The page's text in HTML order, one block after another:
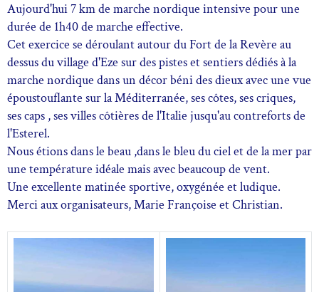
Aujourd'hui 7 km de marche nordique intensive pour une
durée de 1h40 de marche effective.
Cet exercice se déroulant autour du Fort de la Revère au
dessus du village d'Eze sur des pistes et sentiers dédiés à la
marche nordique dans un décor béni des dieux avec une vue
époustouflante sur la Méditerranée, ses côtes, ses criques,
ses caps , ses villes côtières de l'Italie jusqu'au contreforts de
l'Esterel.
Nous étions dans le beau ,dans le bleu du ciel et de la mer par
une température idéale mais avec beaucoup de vent.
Une excellente matinée sportive, oxygénée et ludique.
Merci aux organisateurs, Marie Françoise et Christian.